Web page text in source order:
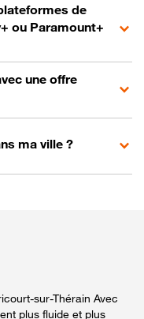
de
ou Paramount+
une offre
ma ville ?
sur-Thérain Avec
plus fluide et plus